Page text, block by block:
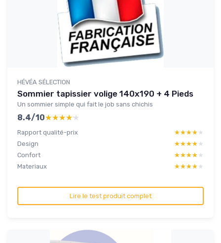
HÉVÉA SÉLECTION
Sommier tapissier volige 140x190 + 4 Pieds
Un sommier simple qui fait le job sans chichis
8.4/10★★★★★
★★★★★
Rapport qualité-prix ★★★★★
★★★★★
Design
★★★★★
★★★★★
Confort
★★★★★
★★★★★
Materiaux
★★★★★
★★★★★
Lire le test produit complet